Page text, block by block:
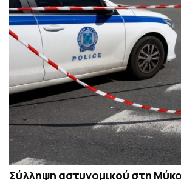
Σύλληψη αστυνομικού στη